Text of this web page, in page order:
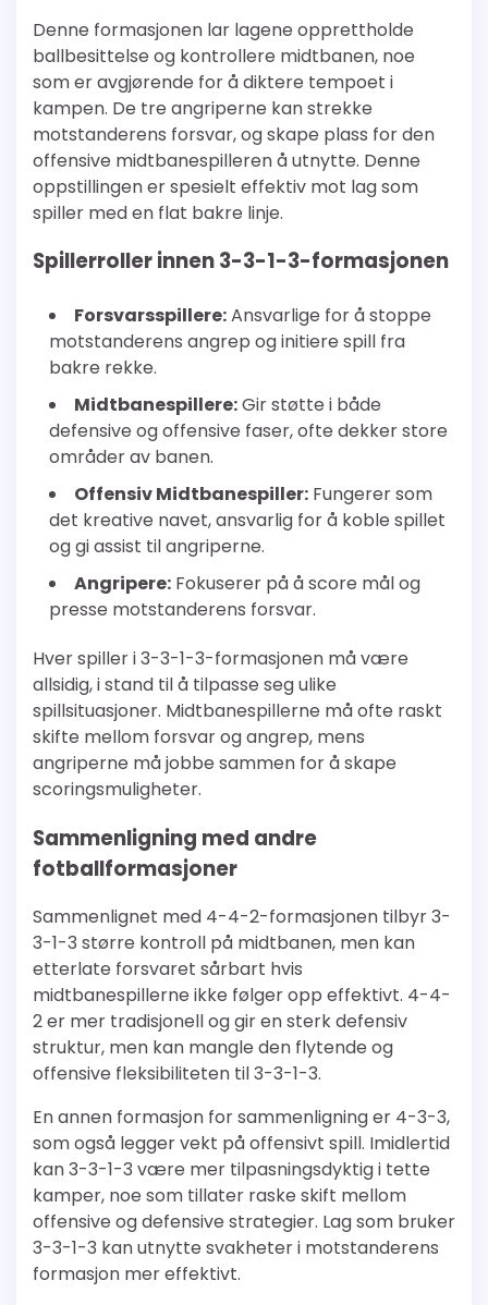
Denne formasjonen lar lagene opprettholde
ballbesittelse og kontrollere midtbanen, noe
som er avgjørende for å diktere tempoet i
kampen. De tre angriperne kan strekke
motstanderens forsvar, og skape plass for den
offensive midtbanespilleren å utnytte. Denne
oppstillingen er spesielt effektiv mot lag som
spiller med en flat bakre linje.
Spillerroller innen 3-3-1-3-formasjonen
Forsvarsspillere:Ansvarlige for å stoppe
motstanderens angrep og initiere spill fra
bakre rekke.
Midtbanespillere:Gir støtte i både
defensive og offensive faser, ofte dekker store
områder av banen.
Offensiv Midtbanespiller: Fungerer som
det kreative navet, ansvarlig for å koble spillet
og gi assist til angriperne.
Angripere: Fokuserer på å score mål og
presse motstanderens forsvar.
Hver spiller i 3-3-1-3-formasjonen må være
allsidig, i stand til å tilpasse seg ulike
spillsituasjoner. Midtbanespillerne må ofte raskt
skifte mellom forsvar og angrep, mens
angriperne må jobbe sammen for å skape
scoringsmuligheter.
Sammenligning med andre
fotballformasjoner
Sammenlignet med 4-4-2-formasjonen tilbyr 3-
3-1-3 større kontroll på midtbanen, men kan
etterlate forsvaret sårbart hvis
midtbanespillerne ikke følger opp effektivt. 4-4-
2 er mer tradisjonell og gir en sterk defensiv
struktur, men kan mangle den flytende og
offensive fleksibiliteten til 3-3-1-3.
En annen formasjon for sammenligning er 4-3-3,
som også legger vekt på offensivt spill. Imidlertid
kan 3-3-1-3 være mer tilpasningsdyktig i tette
kamper, noe som tillater raske skift mellom
offensive og defensive strategier. Lag som bruker
3-3-1-3 kan utnytte svakheter i motstanderens
formasjon mer effektivt.